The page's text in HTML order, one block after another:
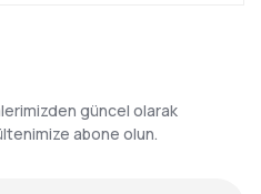
güncel olarak
abone olun.